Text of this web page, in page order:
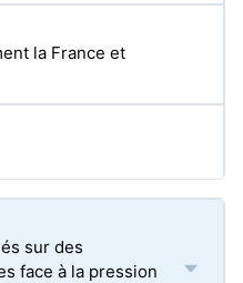
la France et
sur des
face à la pression